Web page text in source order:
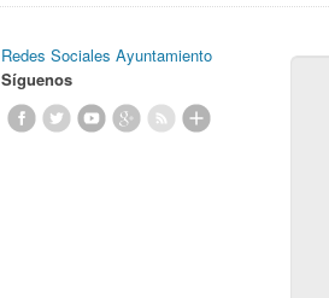
Redes Sociales Ayuntamiento
Síguenos